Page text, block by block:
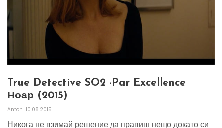
True Detective SO2 -par Excellence
Ноар (2015)
Anton 10.08.2015
Никога не взимай решение да правиш нещо докато си